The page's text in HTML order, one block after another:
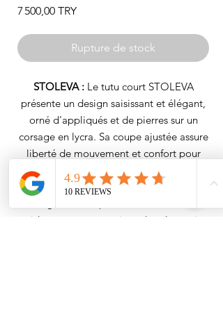
7 500,00 TRYPrix
Rupture de stock
STOLEVA :Le tutu court STOLEVA
présente un design saisissant et élégant,
orné d'appliqués et de pierres sur un
corsage en lycra. Sa coupe ajustée assure
liberté de mouvement et confort pour
danser. Lors de votre commande,
consultez notre guide des tailles dans les
poids et vos mensurations dans la section